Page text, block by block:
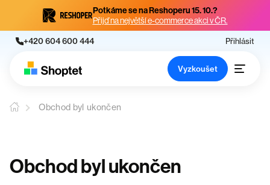
Potkáme se na Reshoperu 15. 10.?
Přijď na největší e-commerce akci v ČR.
+420 604 600 444 Přihlásit
Vyzkoušet
Obchod byl ukončen
Obchod byl ukončen